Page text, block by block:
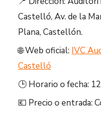
Castelló, Av. de la
Plana, Castellón.
🌐 Web oficial: IVC
Castelló
🕒 Horario o fecha:
💶 Precio o entrada: